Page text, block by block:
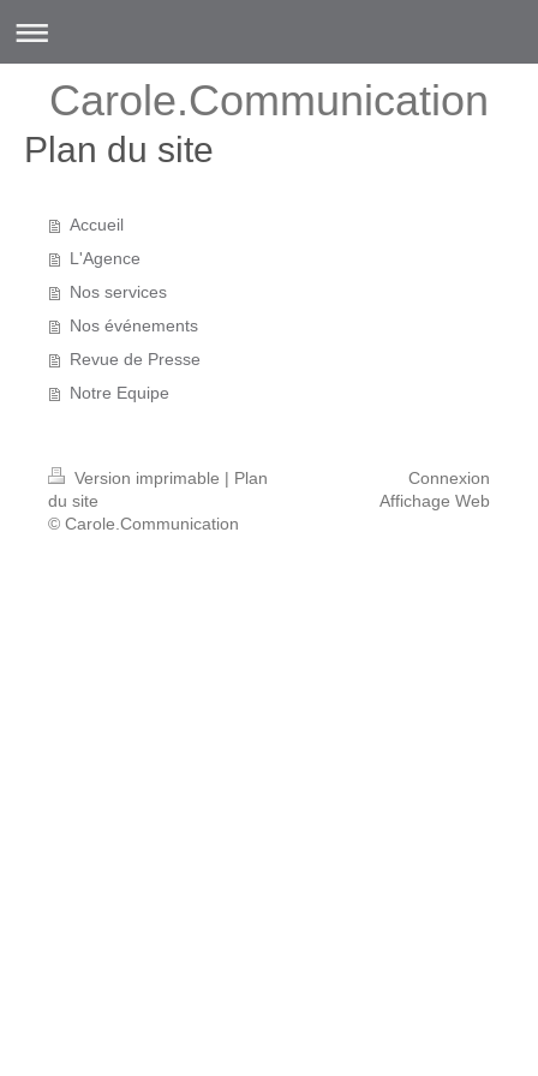
Carole.Communication
Plan du site
Accueil
L'Agence
Nos services
Nos événements
Revue de Presse
Notre Equipe
Version imprimable | Plan
du site
© Carole.Communication
Connexion
Affichage Web